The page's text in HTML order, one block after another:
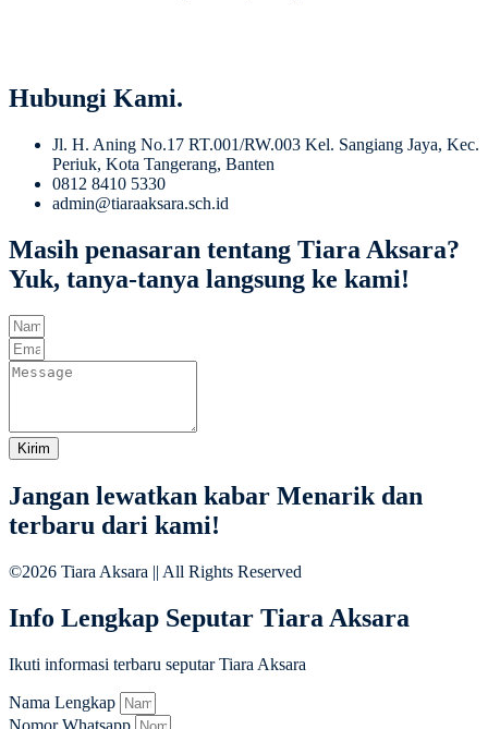
Hubungi Kami.
Jl. H. Aning No.17 RT.001/RW.003 Kel. Sangiang Jaya, Kec.
Periuk, Kota Tangerang, Banten
0812 8410 5330
admin@tiaraaksara.sch.id
Masih penasaran tentang Tiara Aksara?
Yuk, tanya-tanya langsung ke kami!
Kirim
Jangan lewatkan kabar Menarik dan
terbaru dari kami!
©2026 Tiara Aksara || All Rights Reserved
Info Lengkap Seputar Tiara Aksara
Ikuti informasi terbaru seputar Tiara Aksara
Nama Lengkap
Nomor Whatsapp